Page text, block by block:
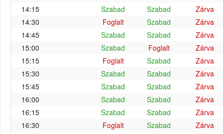
14:15
Szabad Szabad
Zárva
14:30
Foglalt Szabad
Zárva
14:45
Szabad Szabad
Zárva
15:00
Szabad Foglalt
Zárva
15:15
Foglalt Szabad
Zárva
15:30
Szabad Szabad
Zárva
15:45
Szabad Szabad
Zárva
16:00
Szabad Szabad
Zárva
16:15
Szabad Szabad
Zárva
16:30
Foglalt Szabad
Zárva